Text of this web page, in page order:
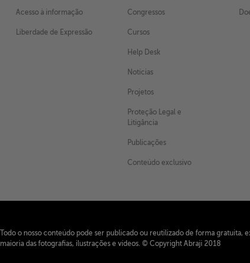
Acesso à informação
Liberdade de Expressão
Congressos
Cursos
Help Desk
Notícias
Projetos
Proteção Legal e
Litigância
Publicações
Conteúdo exclusivo
Todo o nosso conteúdo pode ser publicado ou reutilizado de forma gratuita,
maioria das fotografias, ilustrações e vídeos. © Copyright Abraji 2018